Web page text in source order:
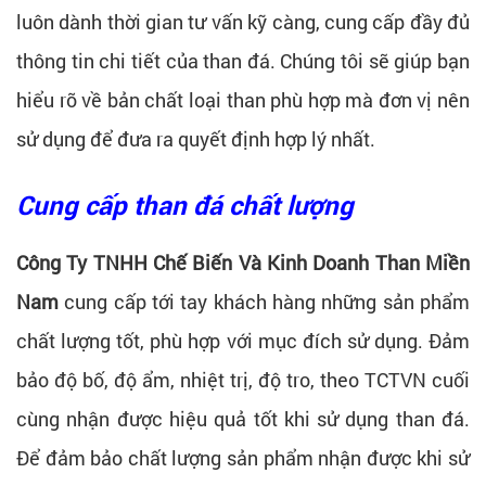
luôn dành thời gian tư vấn kỹ càng, cung cấp đầy đủ
thông tin chi tiết của than đá. Chúng tôi sẽ giúp bạn
hiểu rõ về bản chất loại than phù hợp mà đơn vị nên
sử dụng để đưa ra quyết định hợp lý nhất.
Cung cấp than đá chất lượng
Công Ty TNHH Chế Biến Và Kinh Doanh Than Miền
Nam cung cấp tới tay khách hàng những sản phẩm
chất lượng tốt, phù hợp với mục đích sử dụng. Đảm
bảo độ bố, độ ẩm, nhiệt trị, độ tro, theo TCTVN cuối
cùng nhận được hiệu quả tốt khi sử dụng than đá.
Để đảm bảo chất lượng sản phẩm nhận được khi sử